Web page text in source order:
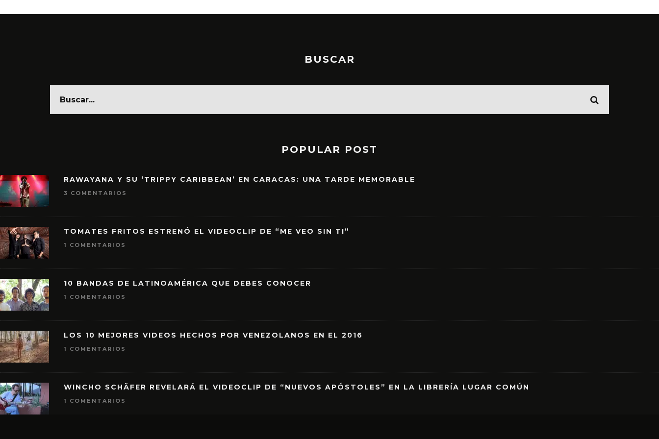
BUSCAR
POPULAR POST
RAWAYANA Y SU ‘TRIPPY CARIBBEAN’ EN CARACAS: UNA TARDE MEMORABLE
3 COMENTARIOS
TOMATES FRITOS ESTRENÓ EL VIDEOCLIP DE “ME VEO SIN TI”
1 COMENTARIOS
10 BANDAS DE LATINOAMÉRICA QUE DEBES CONOCER
1 COMENTARIOS
LOS 10 MEJORES VIDEOS HECHOS POR VENEZOLANOS EN EL 2016
1 COMENTARIOS
WINCHO SCHÄFER REVELARÁ EL VIDEOCLIP DE “NUEVOS APÓSTOLES” EN LA LIBRERÍA LUGAR COMÚN
1 COMENTARIOS